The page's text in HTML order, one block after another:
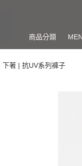
商品分類
下著 | 抗UV系列褲子